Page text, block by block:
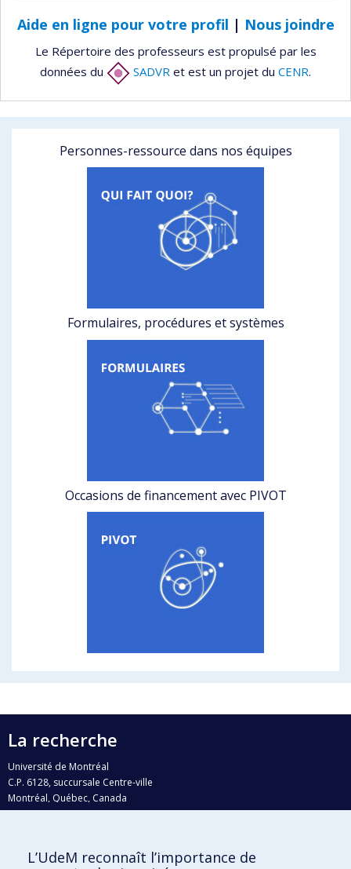
Aide en ligne pour votre profil | Nous joindre
Le Répertoire des professeurs est propulsé par les
données du
SADVR et est un projet du CENR.
Personnes-ressource dans nos équipes
Formulaires, procédures et systèmes
Occasions de financement avec PIVOT
La recherche
Université de Montréal
C.P. 6128, succursale Centre-ville
Montréal, Québec, Canada
H3C 3J7
L’UdeM reconnaît l’importance de